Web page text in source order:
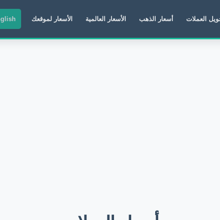
العملات أسعار الذهب الأسعار العالمية الأسعار لموقعك